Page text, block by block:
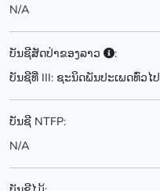
N/A
ບັນຊີສັດປ່າຂອງລາວ
:
ບັນຊີທີ່ III: ຊະນິດພັນປະເພດທົ່ວໄປ
ບັນຊີ NTFP:
N/A